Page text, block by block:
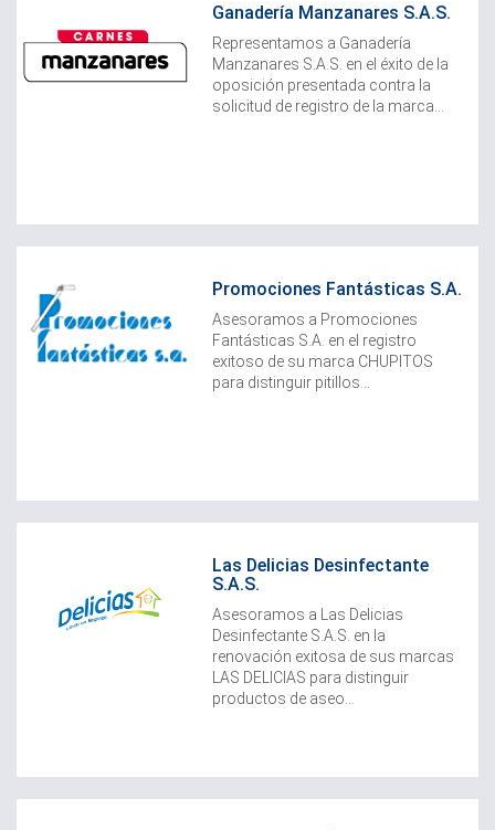
Ganadería Manzanares S.A.S.
Representamos a Ganadería
Manzanares S.A.S. en el éxito de la
oposición presentada contra la
solicitud de registro de la marca...
Promociones Fantásticas S.A.
Asesoramos a Promociones
Fantásticas S.A. en el registro
exitoso de su marca CHUPITOS
para distinguir pitillos...
Las Delicias Desinfectante
S.A.S.
Asesoramos a Las Delicias
Desinfectante S.A.S. en la
renovación exitosa de sus marcas
LAS DELICIAS para distinguir
productos de aseo...